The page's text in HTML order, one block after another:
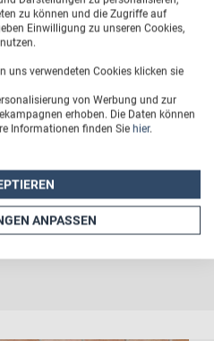
andere runde oder
für Sie mit Ihrem
einem eigenen Foto. Die
oder riesige
Besuch im PrintPlanet
auch abseits von
zu können und die Zugriffe auf
Einwilligung zu unseren Cookies,
uns verwendeten Cookies klicken sie
von Werbung und zur
erhoben. Die Daten können
Informationen finden Sie hier.
ANPASSEN